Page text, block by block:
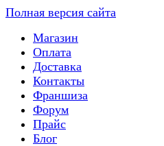
Полная версия сайта
Магазин
Оплата
Доставка
Контакты
Франшиза
Форум
Прайс
Блог